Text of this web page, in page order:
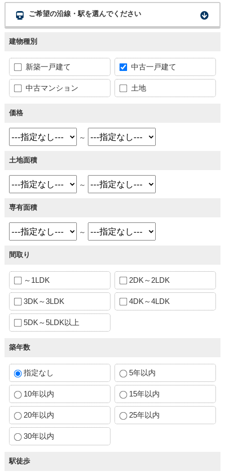
ご希望の沿線・駅を選んでください
建物種別
新築一戸建て 中古一戸建て
中古マンション 土地
価格
～
土地面積
～
専有面積
～
間取り
～1LDK 2DK～2LDK
3DK～3LDK 4DK～4LDK
5DK～5LDK以上
築年数
指定なし 5年以内
10年以内 15年以内
20年以内 25年以内
30年以内
駅徒歩